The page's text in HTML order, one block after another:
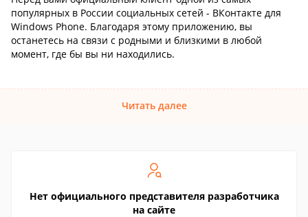
популярных в России социальных сетей - ВКонтакте для
Windows Phone. Благодаря этому приложению, вы
останетесь на связи с родными и близкими в любой
момент, где бы вы ни находились.
Читать далее
Нет официального представителя разработчика
на сайте